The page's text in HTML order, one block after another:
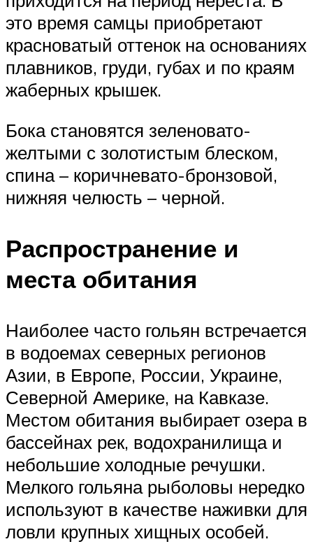
это время самцы приобретают
красноватый оттенок на основаниях
плавников, груди, губах и по краям
жаберных крышек.
Бока становятся зеленовато-
желтыми с золотистым блеском,
спина – коричневато-бронзовой,
нижняя челюсть – черной.
Распространение и
места обитания
Наиболее часто гольян встречается
в водоемах северных регионов
Азии, в Европе, России, Украине,
Северной Америке, на Кавказе.
Местом обитания выбирает озера в
бассейнах рек, водохранилища и
небольшие холодные речушки.
Мелкого гольяна рыболовы нередко
используют в качестве наживки для
ловли крупных хищных особей.